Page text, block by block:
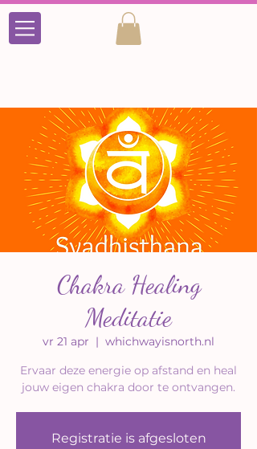
Chakra Healing
Meditatie
vr 21 apr
  |
whichwayisnorth.nl
Ervaar deze energie op afstand en heal
jouw eigen chakra door te ontvangen.
Registratie is afgesloten